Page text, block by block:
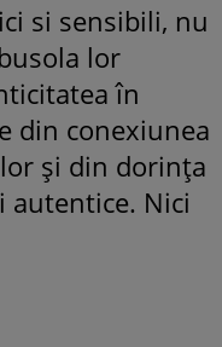
si sensibili, nu
lor
în
din conexiunea
și din dorința
autentice. Nici